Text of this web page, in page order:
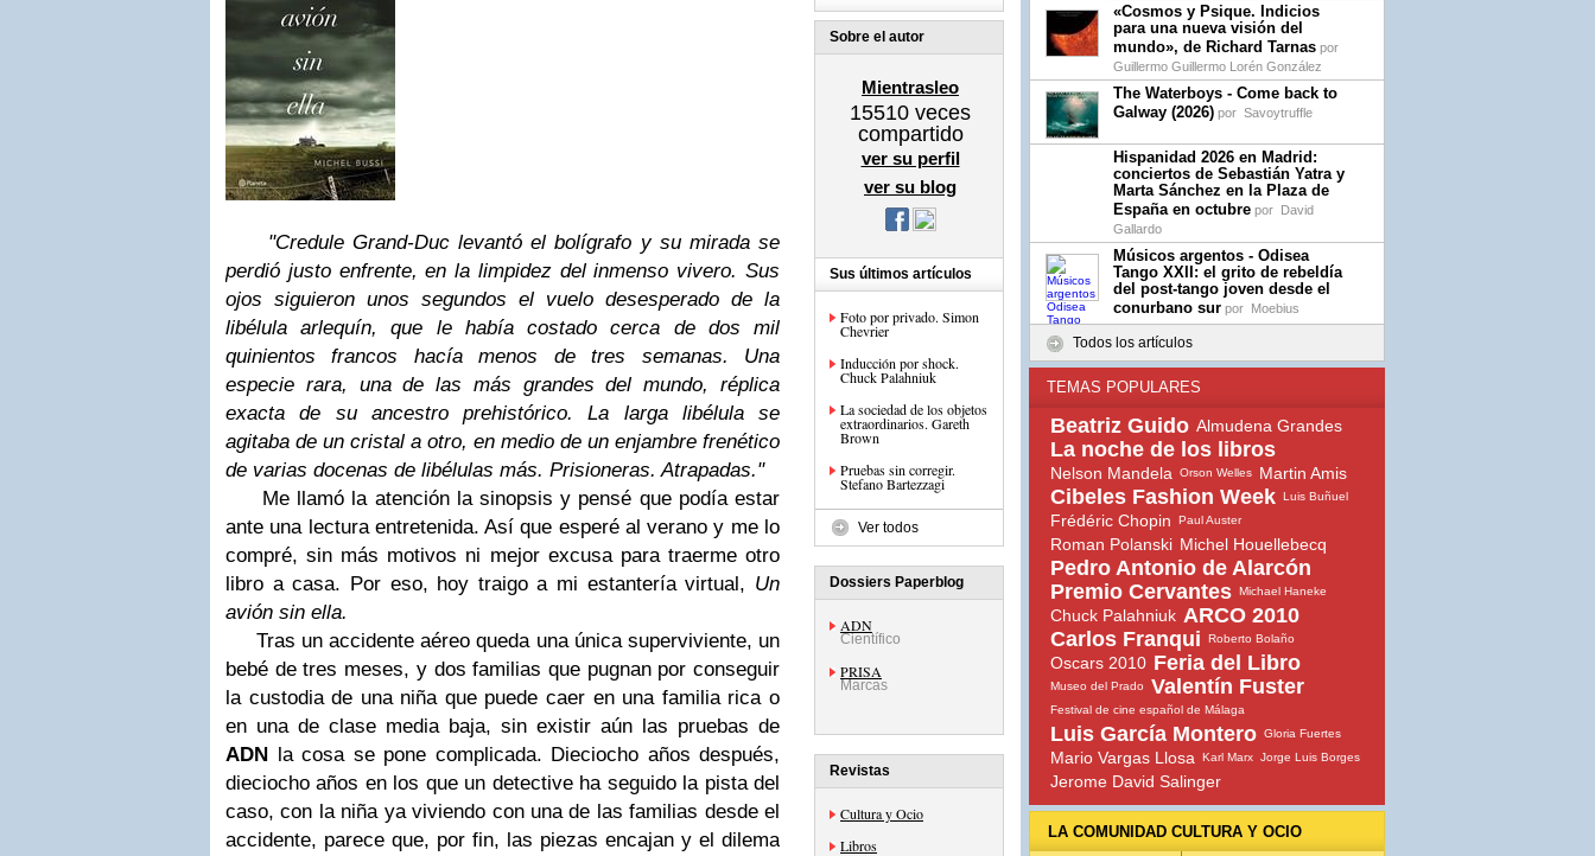
"Credule Grand-Duc levantó el bolígrafo y su mirada se
perdió justo enfrente, en la limpidez del inmenso vivero. Sus
ojos siguieron unos segundos el vuelo desesperado de la
libélula arlequín, que le había costado cerca de dos mil
quinientos francos hacía menos de tres semanas. Una
especie rara, una de las más grandes del mundo, réplica
exacta de su ancestro prehistórico. La larga libélula se
agitaba de un cristal a otro, en medio de un enjambre frenético
de varias docenas de libélulas más. Prisioneras. Atrapadas."
Me llamó la atención la sinopsis y pensé que podía estar
ante una lectura entretenida. Así que esperé al verano y me lo
compré, sin más motivos ni mejor excusa para traerme otro
libro a casa. Por eso, hoy traigo a mi estantería virtual, Un
avión sin ella.
Tras un accidente aéreo queda una única superviviente, un
bebé de tres meses, y dos familias que pugnan por conseguir
la custodia de una niña que puede caer en una familia rica o
en una de clase media baja, sin existir aún las pruebas de
ADN la cosa se pone complicada. Dieciocho años después,
dieciocho años en los que un detective ha seguido la pista del
caso, con la niña ya viviendo con una de las familias desde el
accidente, parece que, por fin, las piezas encajan y el dilema
Sobre el autor
Mientrasleo
15510 veces
compartido
ver su perfil
ver su blog
Sus últimos artículos
Foto por privado. Simon
Chevrier
Inducción por shock.
Chuck Palahniuk
La sociedad de los objetos
extraordinarios. Gareth
Brown
Pruebas sin corregir.
Stefano Bartezzagi
Ver todos
Dossiers Paperblog
ADN
Científico
PRISA
Marcas
Revistas
Cultura y Ocio
Libros
«Cosmos y Psique. Indicios
para una nueva visión del
mundo», de Richard Tarnas por
Guillermo Guillermo Lorén González
The Waterboys - Come back to
Galway (2026) por Savoytruffle
Hispanidad 2026 en Madrid:
conciertos de Sebastián Yatra y
Marta Sánchez en la Plaza de
España en octubre por David
Gallardo
Músicos argentos - Odisea
Tango XXII: el grito de rebeldía
del post-tango joven desde el
conurbano sur por Moebius
Todos los artículos
TEMAS POPULARES
Beatriz Guido Almudena Grandes
La noche de los libros
Nelson Mandela Orson Welles Martin Amis
Cibeles Fashion Week Luis Buñuel
Frédéric Chopin Paul Auster
Roman Polanski Michel Houellebecq
Pedro Antonio de Alarcón
Premio Cervantes Michael Haneke
Chuck Palahniuk ARCO 2010
Carlos Franqui
Roberto Bolaño
Oscars 2010 Feria del Libro
Museo del Prado Valentín Fuster
Festival de cine español de Málaga
Luis García Montero Gloria Fuertes
Mario Vargas Llosa Karl Marx Jorge Luis Borges
Jerome David Salinger
LA COMUNIDAD CULTURA Y OCIO